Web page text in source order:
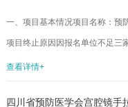
一、项目基本情况项目名称：预
项目终止原因因报名单位不足三
川省预防医学会...
查看详情+
四川省预防医学会宫腔镜手